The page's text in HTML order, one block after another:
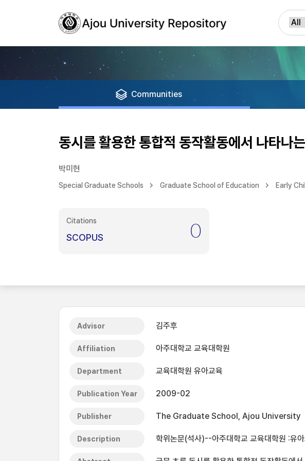
Communities
동시를 활용한 통합적 동작활동에서 나타나
박미현
Special Graduate Schools Graduate School of Education Early
Citations
SCOPUS 0
Advisor 김주후
Affiliation 아주대학교 교육대학원
Department 교육대학원 유아교육
Publication Year 2009-02
Publisher The Graduate School, Ajou University
Description 학위논문(석사)--아주대학교 교육대학원 :유